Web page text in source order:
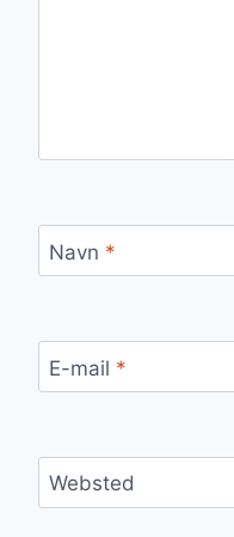
Navn *
E-mail *
Websted